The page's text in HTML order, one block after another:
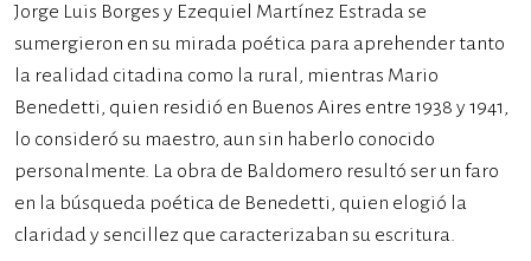
Jorge Luis Borges y Ezequiel Martínez Estrada se
sumergieron en su mirada poética para aprehender tanto
la realidad citadina como la rural, mientras Mario
Benedetti, quien residió en Buenos Aires entre 1938 y 1941,
lo consideró su maestro, aun sin haberlo conocido
personalmente. La obra de Baldomero resultó ser un faro
en la búsqueda poética de Benedetti, quien elogió la
claridad y sencillez que caracterizaban su escritura.